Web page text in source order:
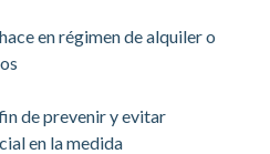
en régimen de alquiler o
de prevenir y evitar
en la medida